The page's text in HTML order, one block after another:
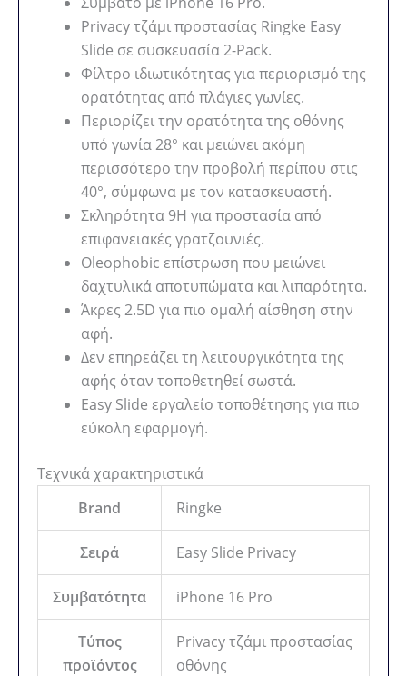
Privacy τζάμι προστασίας Ringke Easy
Slide σε συσκευασία 2-Pack.
Φίλτρο ιδιωτικότητας για περιορισμό της
ορατότητας από πλάγιες γωνίες.
Περιορίζει την ορατότητα της οθόνης
υπό γωνία 28° και μειώνει ακόμη
περισσότερο την προβολή περίπου στις
40°, σύμφωνα με τον κατασκευαστή.
Σκληρότητα 9H για προστασία από
επιφανειακές γρατζουνιές.
Oleophobic επίστρωση που μειώνει
δαχτυλικά αποτυπώματα και λιπαρότητα.
Άκρες 2.5D για πιο ομαλή αίσθηση στην
αφή.
Δεν επηρεάζει τη λειτουργικότητα της
αφής όταν τοποθετηθεί σωστά.
Easy Slide εργαλείο τοποθέτησης για πιο
εύκολη εφαρμογή.
Τεχνικά χαρακτηριστικά
Brand
Ringke
Σειρά Easy Slide Privacy
Συμβατότητα iPhone 16 Pro
Τύπος
προϊόντος
Privacy τζάμι προστασίας
οθόνης